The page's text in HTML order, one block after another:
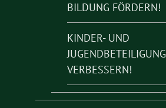
BILDUNG FÖRDERN!
KINDER- UND
JUGENDBETEILIGUNG
VERBESSERN!